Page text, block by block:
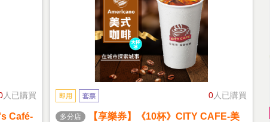
人已購買
Café-
0人已購買
即用 套票
多分店
【享樂券】《10杯》CITY CAFE-美